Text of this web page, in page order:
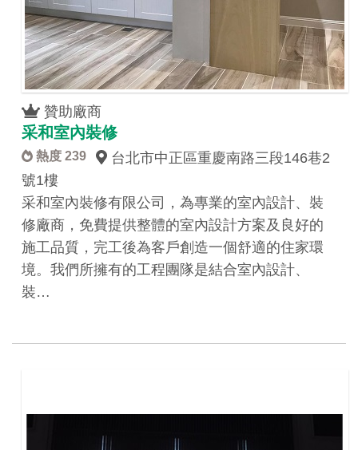
贊助廠商
采和室內裝修
熱度 239
台北市中正區重慶南路三段146巷2
號1樓
采和室內裝修有限公司，為專業的室內設計、裝
修廠商，免費提供整體的室內設計方案及良好的
施工品質，完工後為客戶創造一個舒適的住家環
境。我們所擁有的工程團隊是結合室內設計、
裝…